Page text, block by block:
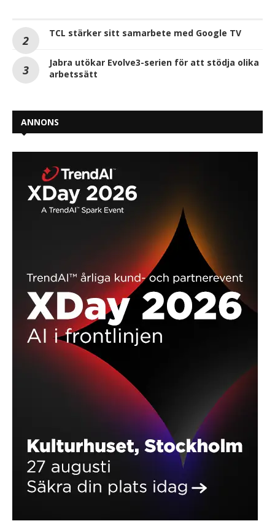
TCL stärker sitt samarbete med Google TV
Jabra utökar Evolve3-serien för att stödja olika
arbetssätt
ANNONS